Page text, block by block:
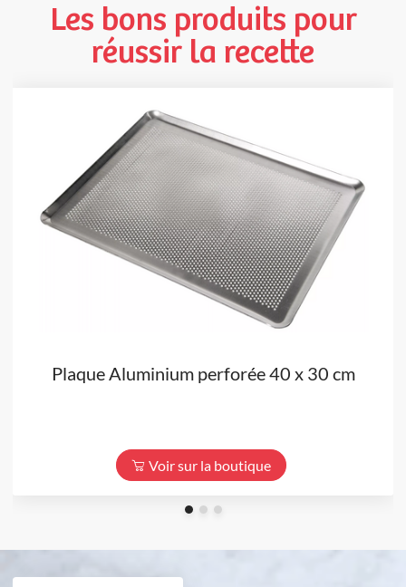
Les bons produits pour
réussir la recette
Plaque Aluminium perforée 40 x 30 cm
Voir sur la boutique